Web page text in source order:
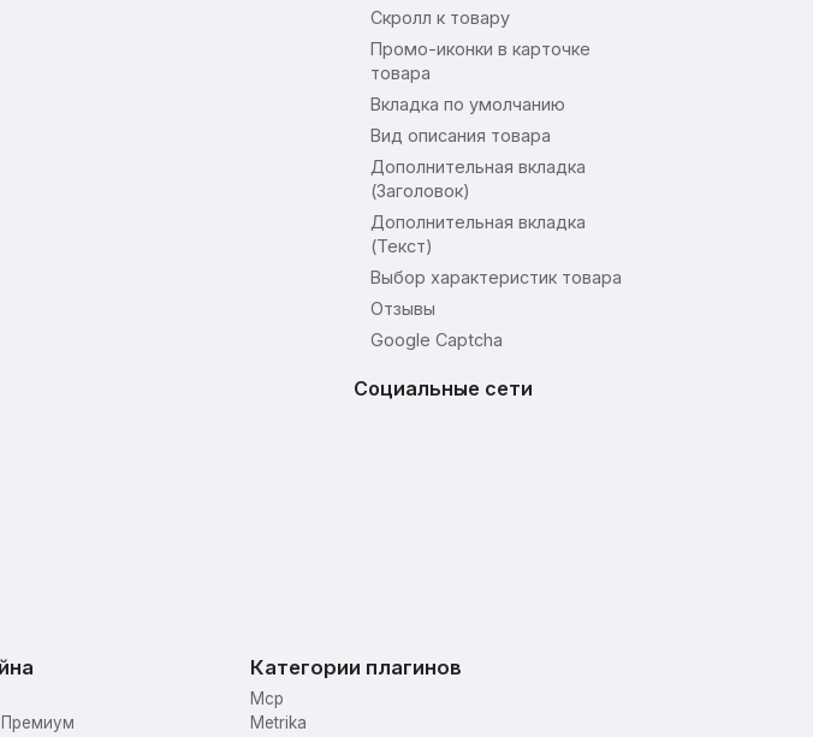
Скролл к товару
Промо-иконки в карточке
товара
Вкладка по умолчанию
Вид описания товара
Дополнительная вкладка
(Заголовок)
Дополнительная вкладка
(Текст)
Выбор характеристик товара
Отзывы
Google Captcha
Социальные сети
Категории плагинов
Mcp
Metrika